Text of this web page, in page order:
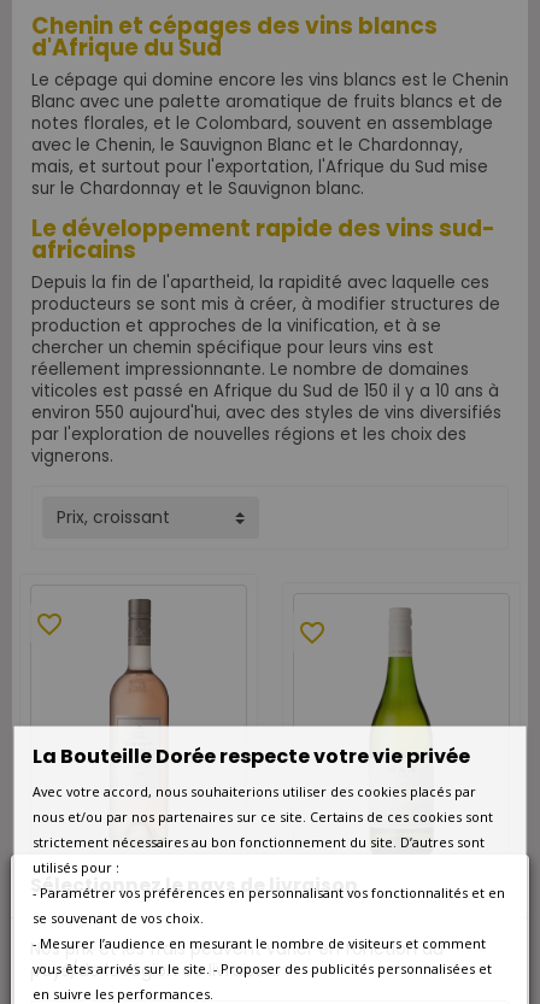
Sélectionnez le pays de livraison
Nos prix et les frais peuvent varier en fonction du
pays/de la région de livraison.
Chenin et cépages des vins blancs
d'Afrique du Sud
Le cépage qui domine encore les vins blancs est le Chenin
Blanc avec une palette aromatique de fruits blancs et de
notes florales, et le Colombard, souvent en assemblage
avec le Chenin, le Sauvignon Blanc et le Chardonnay,
mais, et surtout pour l'exportation, l'Afrique du Sud mise
sur le Chardonnay et le Sauvignon blanc.
Le développement rapide des vins sud-
africains
Depuis la fin de l'apartheid, la rapidité avec laquelle ces
producteurs se sont mis à créer, à modifier structures de
production et approches de la vinification, et à se
chercher un chemin spécifique pour leurs vins est
réellement impressionnante. Le nombre de domaines
viticoles est passé en Afrique du Sud de 150 il y a 10 ans à
environ 550 aujourd'hui, avec des styles de vins diversifiés
par l'exploration de nouvelles régions et les choix des
vignerons.
Prix, croissant
DISPONIBLE EN
CARTONS DE 6 OU 12
favorite_border
Kanonkop Pinotage
Kadette Stellenbosch
Afrique du Sud Rosé 2020 -
DISPONIBLE À L'UNITÉ
favorite_border
Steen Chenin Afrique du
La Bouteille Dorée respecte votre vie privée
Avec votre accord, nous souhaiterions utiliser des cookies placés par
nous et/ou par nos partenaires sur ce site. Certains de ces cookies sont
strictement nécessaires au bon fonctionnement du site. D’autres sont
utilisés pour :
- Paramétrer vos préférences en personnalisant vos fonctionnalités et en
se souvenant de vos choix.
- Mesurer l’audience en mesurant le nombre de visiteurs et comment
vous êtes arrivés sur le site. - Proposer des publicités personnalisées et
en suivre les performances.